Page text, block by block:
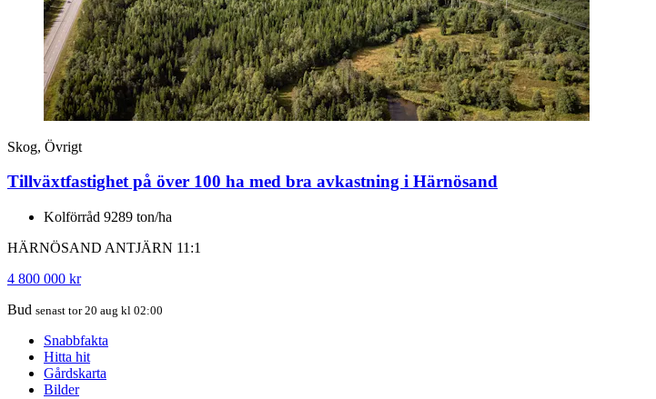
Skog, Övrigt
Tillväxtfastighet på över 100 ha med bra avkastning i Härnösand
Kolförråd 9289 ton/ha
HÄRNÖSAND ANTJÄRN 11:1
4 800 000 kr
Bud senast tor 20 aug kl 02:00
Snabbfakta
Hitta hit
Gårdskarta
Bilder